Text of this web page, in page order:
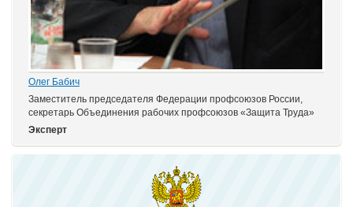
Олег Бабич
Заместитель председателя Федерации профсоюзов России,
секретарь Объединения рабочих профсоюзов «Защита Труда»
Эксперт